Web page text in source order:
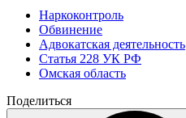
Наркоконтроль
Обвинение
Адвокатская деятельность
Статья 228 УК РФ
Омская область
Поделиться